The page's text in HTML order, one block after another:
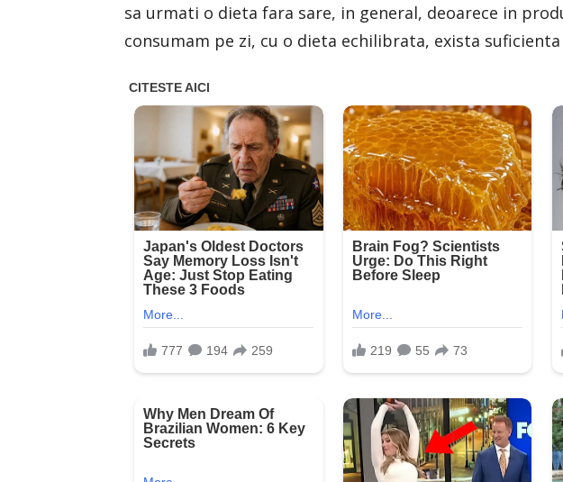
sa urmati o dieta fara sare, in general, deoarece in
consumam pe zi, cu o dieta echilibrata, exista suficienta